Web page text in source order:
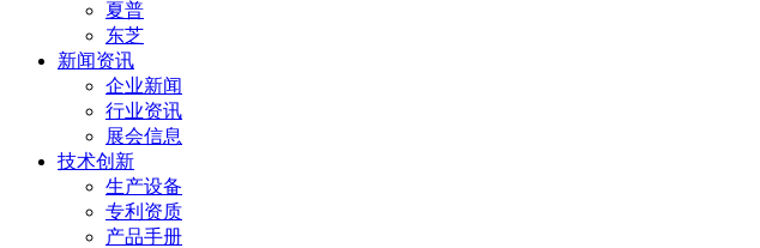
夏普
东芝
新闻资讯
企业新闻
行业资讯
展会信息
技术创新
生产设备
专利资质
产品手册